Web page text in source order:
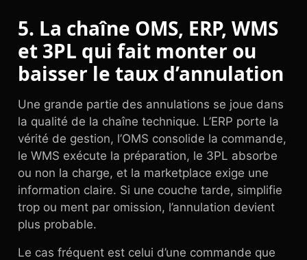
5. La chaîne OMS, ERP, WMS
et 3PL qui fait monter ou
baisser le taux d’annulation
Une grande partie des annulations se joue dans
la qualité de la chaîne technique. L’ERP porte la
vérité de gestion, l’OMS consolide la commande,
le WMS exécute la préparation, le 3PL absorbe
ou non la charge, et la marketplace exige une
information claire. Si une couche tarde, simplifie
trop ou ment par omission, l’annulation devient
plus probable.
Le cas fréquent est celui d’une commande que